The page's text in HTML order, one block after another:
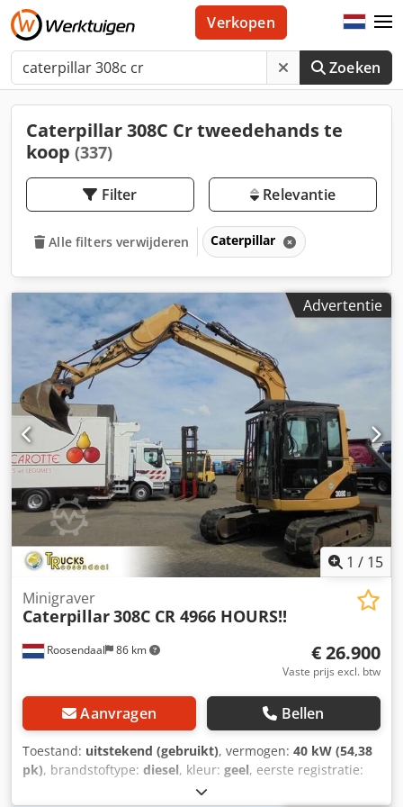
Zoeken
Verkopen
Caterpillar 308C Cr tweedehands te
koop (337)
Filter Relevantie
Alle filters verwijderen Caterpillar
Advertentie
1 / 15
Roosendaal 86 km
Minigraver
Caterpillar308C CR 4966 HOURS!!
€ 26.900
Vaste prijs excl. btw
Aanvragen Bellen
Toestand: uitstekend (gebruikt), vermogen: 40 kW (54,38
pk), brandstoftype: diesel, kleur: geel, eerste registratie:
, bedrijfsturen: